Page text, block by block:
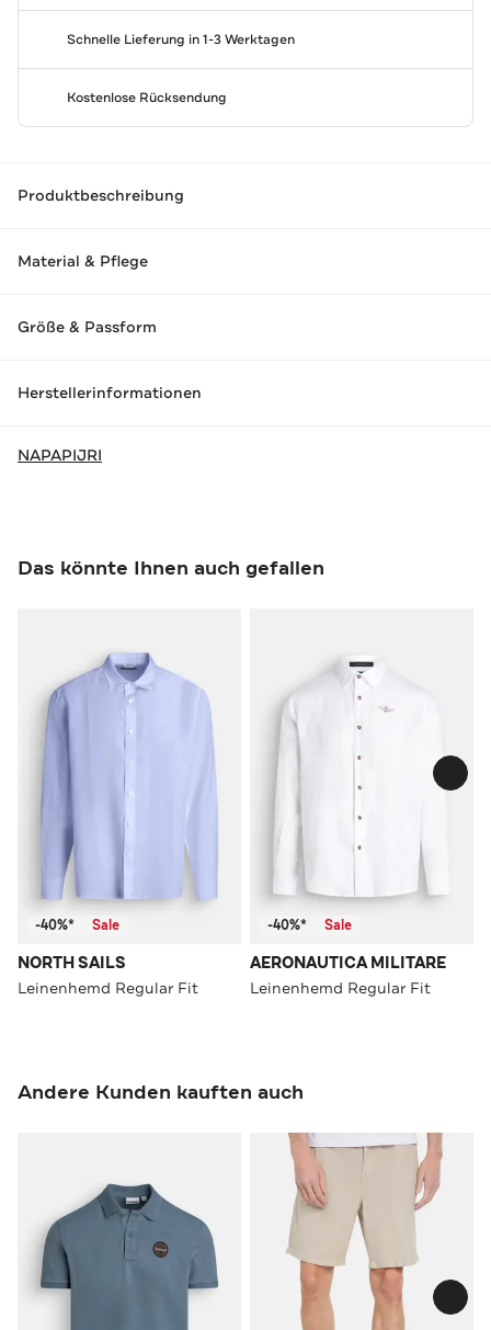
Schnelle Lieferung in 1-3 Werktagen
Kostenlose Rücksendung
Produktbeschreibung
Material & Pflege
Größe & Passform
Herstellerinformationen
NAPAPIJRI
Das könnte Ihnen auch gefallen
-40%* Sale
NORTH SAILS
Leinenhemd Regular Fit
-40%* Sale
AERONAUTICA MILITARE
Leinenhemd Regular Fit
Andere Kunden kauften auch